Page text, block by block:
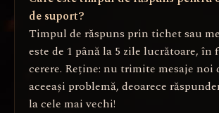
de suport?
Timpul de răspuns prin tichet sau
este de 1 până la 5 zile lucrătoare, în
cerere. Reține: nu trimite mesaje noi
aceeași problemă, deoarece
la cele mai vechi!